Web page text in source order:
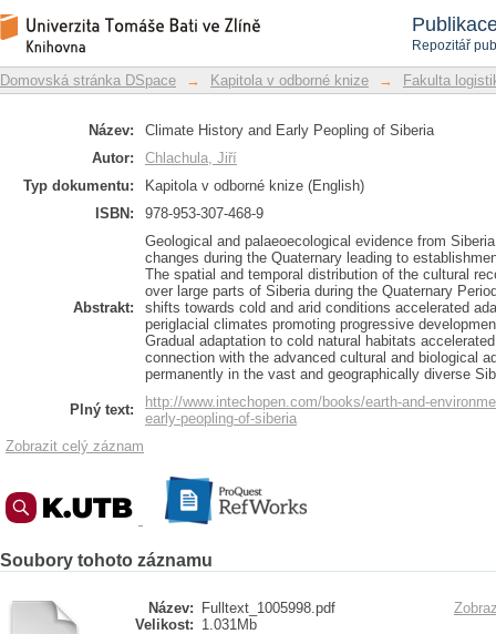
Repozitář
Climate History and Early Peopling of
Repozitář DSpace/Manakin
Domovská stránka DSpace → Kapitola v odborné knize → Fakulta
Název:
Climate History and Early Peopling of Siberia
Autor:
Chlachula, Jiří
Typ dokumentu:
Kapitola v odborné knize (English)
ISBN:
978-953-307-468-9
Abstrakt:
Geological and palaeoecological evidence from
changes during the Quaternary leading to
The spatial and temporal distribution of the cultural
over large parts of Siberia during the Quaternary
shifts towards cold and arid conditions accelerated
periglacial climates promoting progressive
Gradual adaptation to cold natural habitats
connection with the advanced cultural and biological
permanently in the vast and geographically diverse
Plný text:
http://www.intechopen.com/books/earth-and-
early-peopling-of-siberia
Zobrazit celý záznam
Soubory tohoto záznamu
Název:
Fulltext_1005998.pdf
Velikost: 1.031Mb